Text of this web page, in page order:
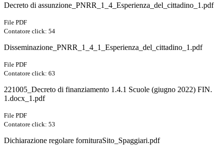
Decreto di assunzione_PNRR_1_4_Esperienza_del_cittadino_1.pdf
File PDF
Contatore click: 54
Disseminazione_PNRR_1_4_1_Esperienza_del_cittadino_1.pdf
File PDF
Contatore click: 63
221005_Decreto di finanziamento 1.4.1 Scuole (giugno 2022) FIN.
1.docx_1.pdf
File PDF
Contatore click: 53
Dichiarazione regolare fornituraSito_Spaggiari.pdf